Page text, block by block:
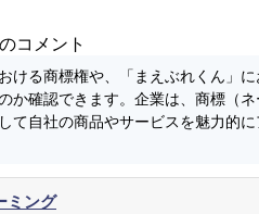
コメント
ける商標権や、「まえぶれくん」
か確認できます。企業は、商標（
て自社の商品やサービスを魅力的
ミング